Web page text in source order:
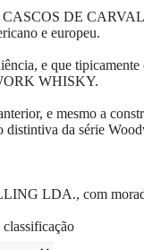
DE
e europeu.
e que
WHISKY.
e mesmo a
distintiva da série
LDA., com
classificação